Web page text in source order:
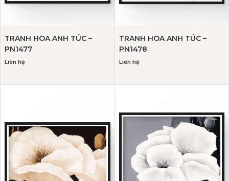
TRANH HOA ANH TÚC –
PN1477
Liên hệ
TRANH HOA ANH TÚC –
PN1478
Liên hệ